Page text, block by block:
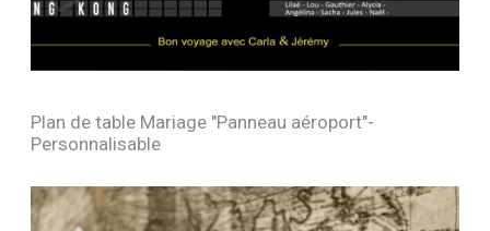
Plan de table Mariage "Panneau aéroport"-
Personnalisable